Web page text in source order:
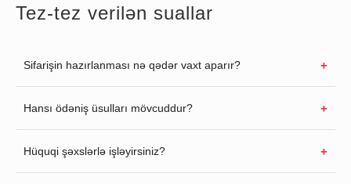
Tez-tez verilən suallar
Sifarişin hazırlanması nə qədər vaxt aparır?
Hansı ödəniş üsulları mövcuddur?
Hüquqi şəxslərlə işləyirsiniz?